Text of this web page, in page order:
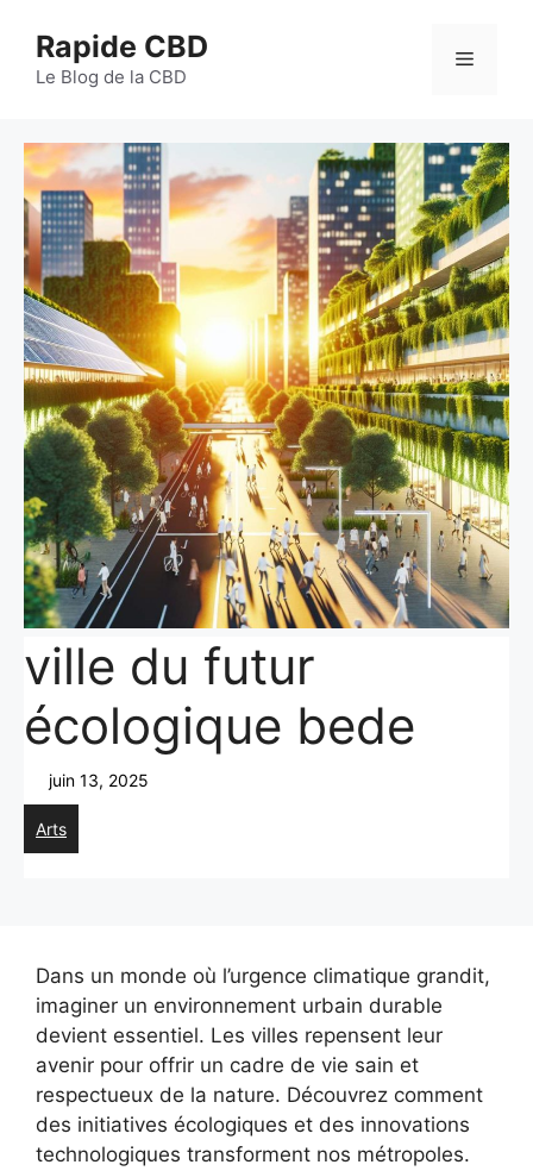
contenu
Rapide CBD
Le Blog de la CBD
Menu
ville du futur
écologique bede
juin 13, 2025
Arts
Dans un monde où l’urgence climatique grandit,
imaginer un environnement urbain durable
devient essentiel. Les villes repensent leur
avenir pour offrir un cadre de vie sain et
respectueux de la nature. Découvrez comment
des initiatives écologiques et des innovations
technologiques transforment nos métropoles.